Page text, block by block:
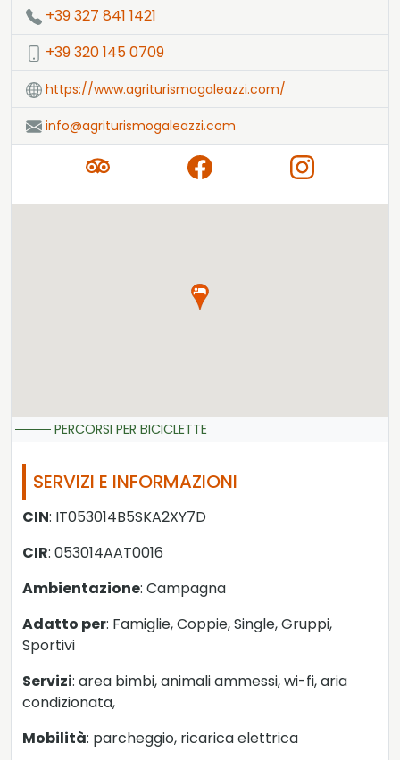
+39 327 841 1421
+39 320 145 0709
https://www.agriturismogaleazzi.com/
info@agriturismogaleazzi.com
PERCORSI PER BICICLETTE
SERVIZI E INFORMAZIONI
CIN: IT053014B5SKA2XY7D
CIR: 053014AAT0016
Ambientazione: Campagna
Adatto per: Famiglie, Coppie, Single, Gruppi,
Sportivi
Servizi: area bimbi, animali ammessi, wi-fi, aria
condizionata,
Mobilità: parcheggio, ricarica elettrica